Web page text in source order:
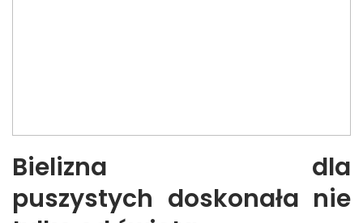
Bielizna dla
puszystych doskonała nie